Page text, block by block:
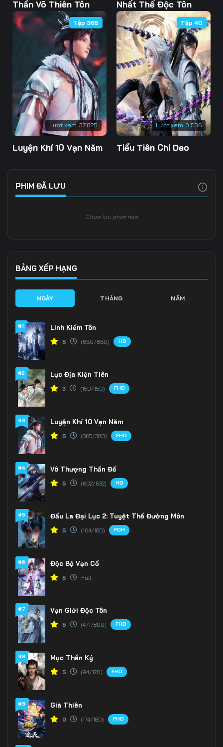
Tập 103 Tập 104 Tập 105
Tập 106 Tập 107 Tập 108
Tập 109 Tập 110 Tập 111
Tập 112 Tập 113 Tập 114
Tập 115 Tập 116 Tập 117
Tập 118 Tập 119 Tập 120
Tập 121 Tập 122 Tập 123
Tập 134
Tập 139
Tập 142
Tập 148 Tập 149
Tập 151
Thần Võ Thiên Tôn Nhất Thế Độc Tôn
Lượt xem: 37.825
Tập 365
Luyện Khí 10 Vạn Năm
Lượt xem: 3.536
Tập 40
Tiểu Tiên Chi Dao
PHIM ĐÃ LƯU
Chưa lưu phim nào
BẢNG XẾP HẠNG
NGÀY THÁNG NĂM
#1 Linh Kiếm Tôn
5 (660/660) HD
#2 Lục Địa Kiện Tiên
3 (150/150) FHD
#3 Luyện Khí 10 Vạn Năm
5 (365/380) FHD
#4 Vô Thượng Thần Đế
5 (602/632) HD
#5 Đấu La Đại Lục 2: Tuyệt Thế Đường Môn
5 (164/180) FDH
#6 Độc Bộ Vạn Cổ
5 Full
#7 Vạn Giới Độc Tôn
5 (471/800) FHD
#8 Mục Thần Ký
5 (94/120) FHD
#9 Già Thiên
0 (174/180) FHD